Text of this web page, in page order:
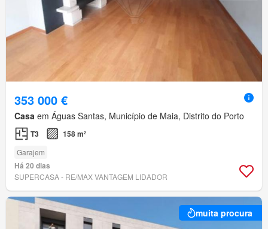
353 000 €
Casa em Águas Santas, Município de Maia, Distrito do Porto
T3 158 m²
Garajem
Há 20 dias
SUPERCASA - RE/MAX VANTAGEM LIDADOR
muita procura